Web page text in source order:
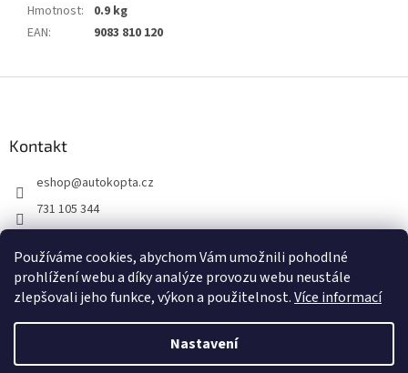
Používáme cookies, abychom Vám umožnili pohodlné
prohlížení webu a díky analýze provozu webu neustále
zlepšovali jeho funkce, výkon a použitelnost.Více informací
Nastavení
Hmotnost:
0.9 kg
EAN: 9083 810 120
Kontakt
eshop@autokopta.cz
731 105 344
auto_kopta
Vytvořil Shoptet